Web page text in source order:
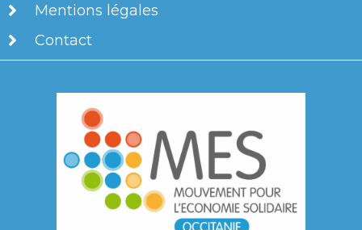
Mentions légales
Contact